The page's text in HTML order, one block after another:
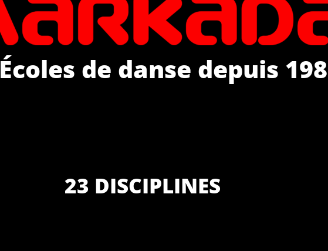
Écoles de danse depuis
23 DISCIPLINES